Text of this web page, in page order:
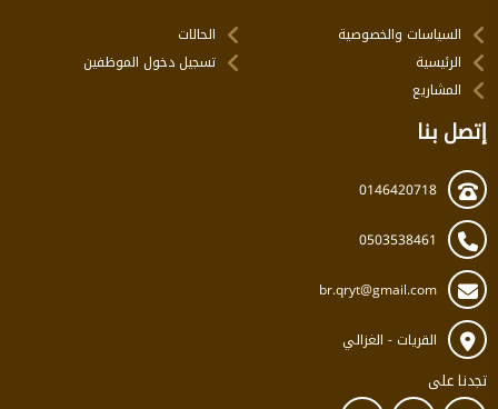
السياسات والخصوصية
الرئيسية
المشاريع
الحالات
تسجيل دخول الموظفين
إتصل بنا
0146420718
0503538461
br.qryt@gmail.com
القريات - الغزالي
تجدنا على